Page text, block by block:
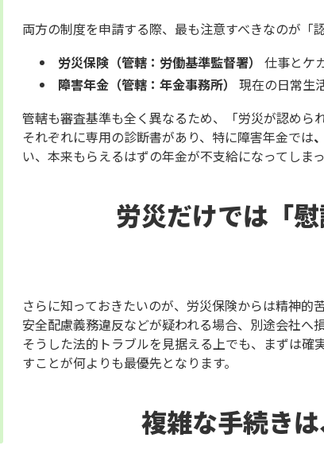
両方の制度を申請する際、最も注意すべきなのが「
労災保険（管轄：労働基準監督署）
仕事とケ
障害年金（管轄：年金事務所）
現在の日常生
管轄も審査基準も全く異なるため、「労災が認めら
それぞれに専用の診断書があり、 特に障害年金では、
い、本来もらえるはずの年金が不支給になってしま
労災だけでは「
さらに知っておきたいのが、労災保険からは精神
安全配慮義務違反などが疑われる場合、別途会社へ
そうした法的トラブルを見据える上でも、まずは
すことが何よりも最優先となります。
複雑な手続き